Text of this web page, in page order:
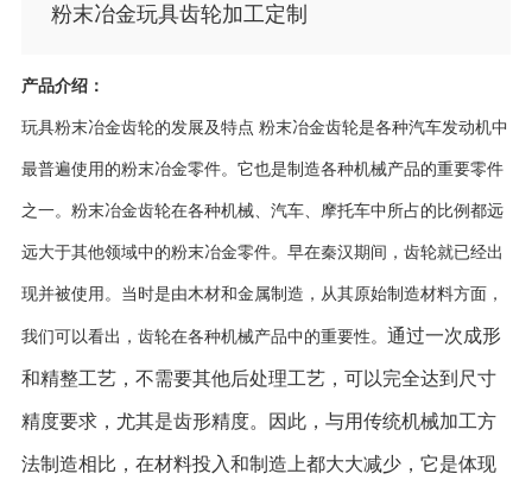
粉末冶金玩具齿轮加工定制
产品介绍：
玩具粉末冶金齿轮的发展及特点 粉末冶金齿轮是各种汽车发动机中
最普遍使用的粉末冶金零件。它也是制造各种机械产品的重要零件
之一。粉末冶金齿轮在各种机械、汽车、摩托车中所占的比例都远
远大于其他领域中的粉末冶金零件。早在秦汉期间，齿轮就已经出
现并被使用。当时是由木材和金属制造，从其原始制造材料方面，
我们可以看出，齿轮在各种机械产品中的重要性。 通过一次成形
和精整工艺，不需要其他后处理工艺，可以完全达到尺寸
精度要求，尤其是齿形精度。因此，与用传统机械加工方
法制造相比，在材料投入和制造上都大大减少，它是体现